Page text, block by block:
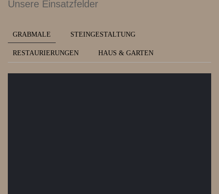
Unsere Einsatzfelder
GRABMALE STEINGESTALTUNG
RESTAURIERUNGEN HAUS & GARTEN